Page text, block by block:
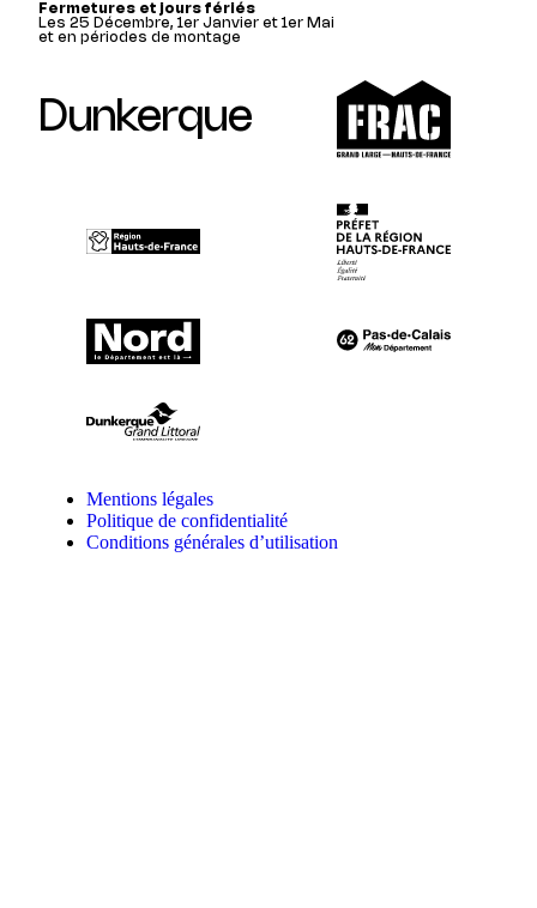
Fermetures et jours fériés
Les 25 Décembre, 1er Janvier et 1er Mai
et en périodes de montage
Dunkerque
Mentions légales
Politique de confidentialité
Conditions générales d’utilisation